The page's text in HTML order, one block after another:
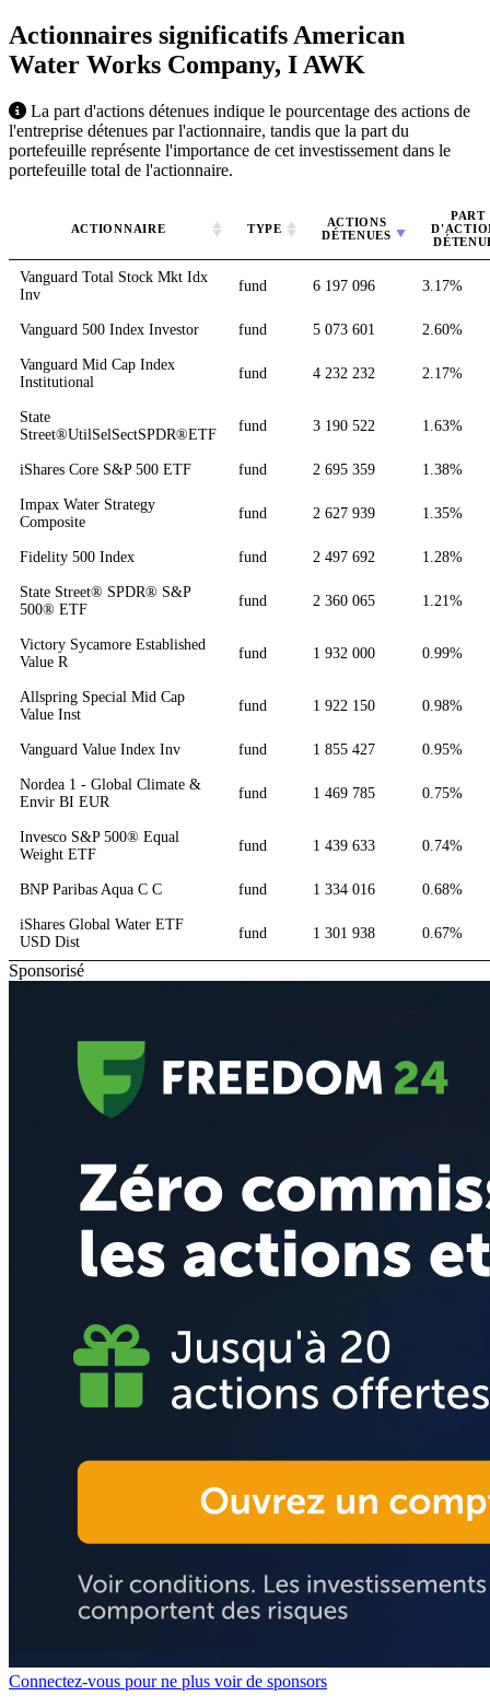
Actionnaires significatifs American
Water Works Company, IAWK
La part d'actions détenues indique le pourcentage des actions de
l'entreprise détenues par l'actionnaire, tandis que la part du
portefeuille représente l'importance de cet investissement dans le
portefeuille total de l'actionnaire.
ACTIONNAIRE TYPE
ACTIONS
DÉTENUES
PART
Vanguard Total Stock Mkt Idx
Inv
fund 6 197 096 3.17%
Vanguard 500 Index Investor fund 5 073 601 2.60%
Vanguard Mid Cap Index
Institutional
fund 4 232 232 2.17%
State
Street®UtilSelSectSPDR®ETF
fund 3 190 522 1.63%
iShares Core S&P 500 ETF fund 2 695 359 1.38%
Impax Water Strategy
Composite
fund 2 627 939 1.35%
Fidelity 500 Index fund 2 497 692 1.28%
State Street® SPDR® S&P
500® ETF
fund 2 360 065 1.21%
Victory Sycamore Established
Value R
fund 1 932 000 0.99%
Allspring Special Mid Cap
Value Inst
fund 1 922 150 0.98%
Vanguard Value Index Inv fund 1 855 427 0.95%
Nordea 1 - Global Climate &
Envir BI EUR
fund 1 469 785 0.75%
Invesco S&P 500® Equal
Weight ETF
fund 1 439 633 0.74%
BNP Paribas Aqua C C fund 1 334 016 0.68%
iShares Global Water ETF
USD Dist
fund 1 301 938 0.67%
Sponsorisé
Connectez-vous pour ne plus voir de sponsors